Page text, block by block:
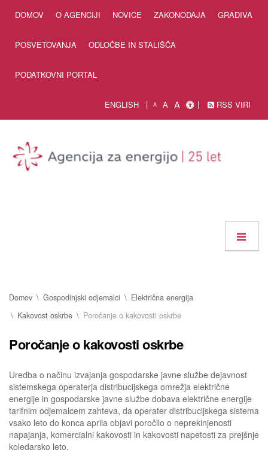
DOMOV O AGENCIJI NOVICE ZAKONODAJA GRADIVA
POSVETOVANJA ODLOČBE IN STALIŠČA
PODATKOVNI PORTAL
ENGLISH A A A RSS VIRI
Domov Gospodinjski odjemalci
Električna energija
Kakovost oskrbe
Poročanje o kakovosti oskrbe
Poročanje o kakovosti oskrbe
Uredba o načinu izvajanja gospodarske javne službe dejavnost
sistemskega operaterja distribucijskega omrežja električne
energije in gospodarske javne službe dobava električne energije
tarifnim odjemalcem zahteva, da operater distribucijskega sistema
vsako leto do konca aprila objavi poročilo o neprekinjenosti
napajanja, komercialni kakovosti in kakovosti napetosti za prejšnje
koledarsko leto.